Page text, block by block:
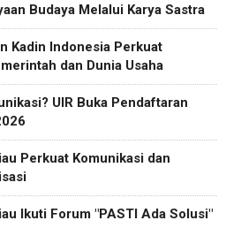
Budaya Melalui Karya Sastra
Kadin Indonesia Perkuat
dan Dunia Usaha
UIR Buka Pendaftaran
Perkuat Komunikasi dan
Ikuti Forum "PASTI Ada Solusi"